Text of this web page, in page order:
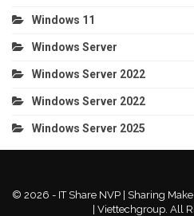
Windows 11
Windows Server
Windows Server 2022
Windows Server 2022
Windows Server 2025
© 2026 - IT Share NVP | Sharing
| Viettechgroup. All